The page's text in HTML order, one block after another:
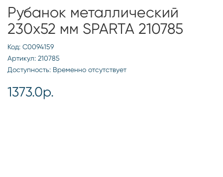
Рубанок металлический
230х52 мм SPARTA 210785
Код: С0094159
Артикул: 210785
Доступность: Временно отсутствует
1373.0р.